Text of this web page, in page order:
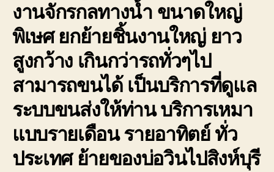
งานจักรกลทางน้ำ ขนาดใหญ่
พิเษศ ยกย้ายชิ้นงานใหญ่ ยาว
สูงกว้าง เกินกว่ารถทั่วๆไป
สามารถขนได้ เป็นบริการที่ดูแล
ระบบขนส่งให้ท่าน บริการเหมา
แบบรายเดือน รายอาทิตย์ ทั่ว
ประเทศ ย้ายของบ่อวินไปสิงห์บุรี